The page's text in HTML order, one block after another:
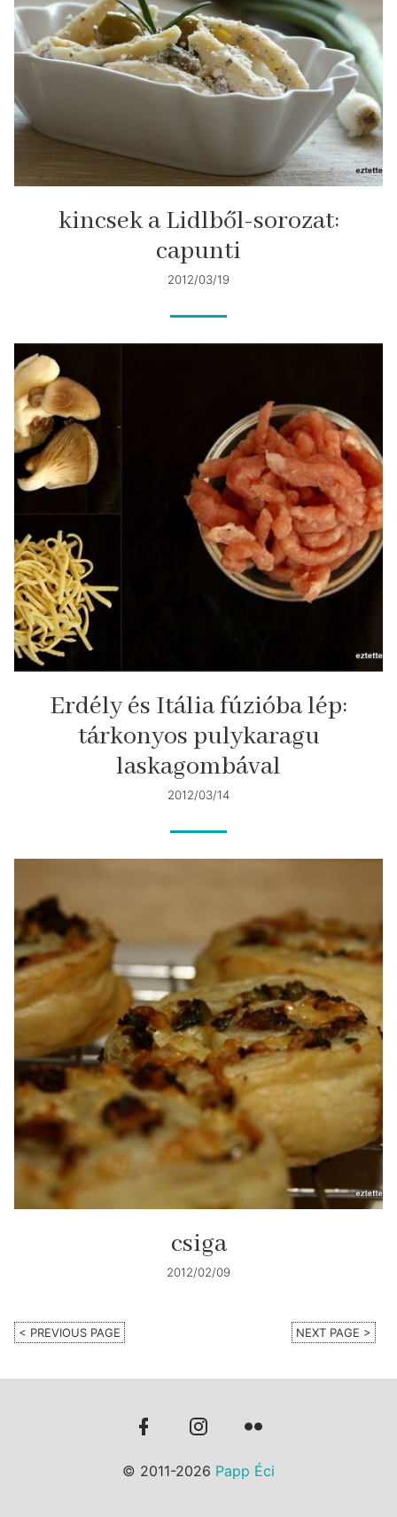
kincsek a Lidlből-sorozat:
capunti
2012/03/19
Erdély és Itália fúzióba lép:
tárkonyos pulykaragu
laskagombával
2012/03/14
csiga
2012/02/09
< PREVIOUS PAGE NEXT PAGE >
© 2011-2026 Papp Éci